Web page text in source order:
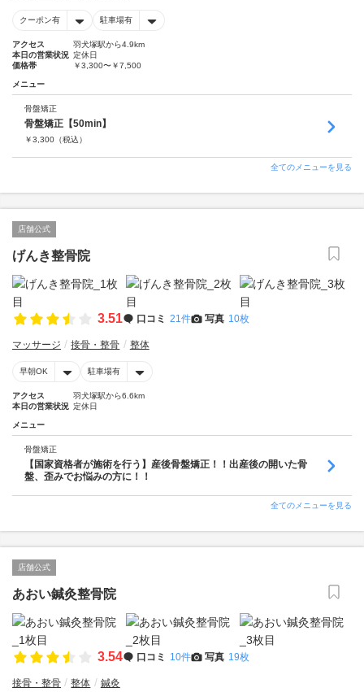
クーポン有 駐車場有
アクセス
羽犬塚駅から4.9km
本日の営業状況 定休日
価格帯
￥3,300〜￥7,500
メニュー
骨盤矯正
骨盤矯正【50min】
￥3,300 （税込）
全てのメニューを見る
店舗公式
げんき整骨院
3.51 口コミ 21件 写真 10枚
マッサージ 接骨・整骨 整体
早朝OK 駐車場有
アクセス
羽犬塚駅から6.6km
本日の営業状況 定休日
メニュー
骨盤矯正
【国家資格者が施術を行う】産後骨盤矯正！！出産後の開いた骨
盤、歪みでお悩みの方に！！
全てのメニューを見る
店舗公式
あおい鍼灸整骨院
3.54 口コミ 10件 写真 19枚
接骨・整骨 整体 鍼灸